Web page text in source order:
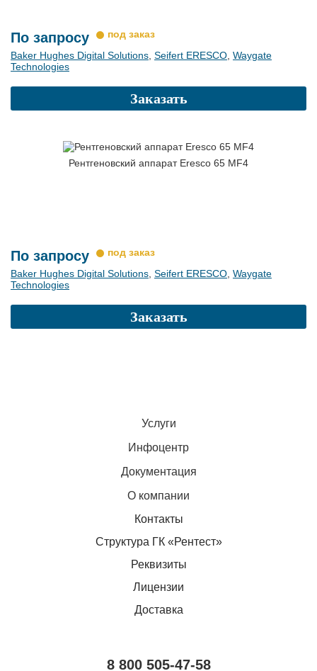
По запросу
Baker Hughes Digital Solutions Seifert ERESCO Waygate
Technologies
Заказать
Рентгеновский аппарат Eresco 65 MF4
По запросу
Baker Hughes Digital Solutions Seifert ERESCO Waygate
Technologies
Заказать
Услуги
Инфоцентр
Документация
О компании
Контакты
Структура ГК «Рентест»
Реквизиты
Лицензии
Доставка
8 800 505-47-58